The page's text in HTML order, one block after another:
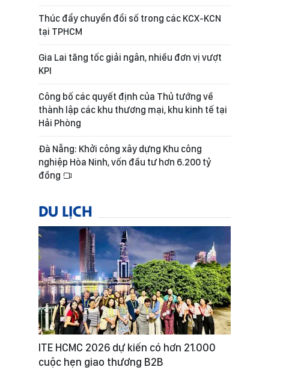
Thúc đẩy chuyển đổi số trong các KCX-KCN
tại TPHCM
Gia Lai tăng tốc giải ngân, nhiều đơn vị vượt
KPI
Công bố các quyết định của Thủ tướng về
thành lập các khu thương mại, khu kinh tế tại
Hải Phòng
Đà Nẵng: Khởi công xây dựng Khu công
nghiệp Hòa Ninh, vốn đầu tư hơn 6.200 tỷ
đồng
DU LỊCH
ITE HCMC 2026 dự kiến có hơn 21.000
cuộc hẹn giao thương B2B